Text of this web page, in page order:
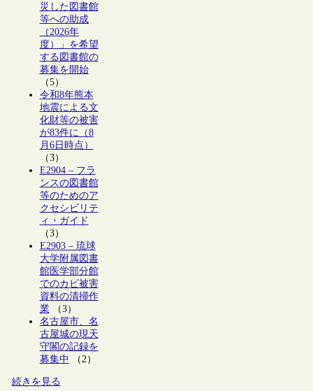
災した図書館
等への助成
（2026年
度）」を希望
する図書館の
募集を開始
（5）
令和8年熊本
地震による文
化財等の被害
が83件に（8
月6日時点）
（3）
E2904 – フラ
ンスの図書館
等のためのア
クセシビリテ
ィ・ガイド
（3）
E2903 – 琉球
大学附属図書
館医学部分館
でのカビ被害
資料の清掃作
業（3）
名古屋市、名
古屋城の現天
守閣の記録を
募集中 （2）
続きを見る